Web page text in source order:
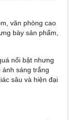
văn phòng cao
bày sản phẩm,
nổi bật nhưng
sáng trắng
sâu và hiện đại